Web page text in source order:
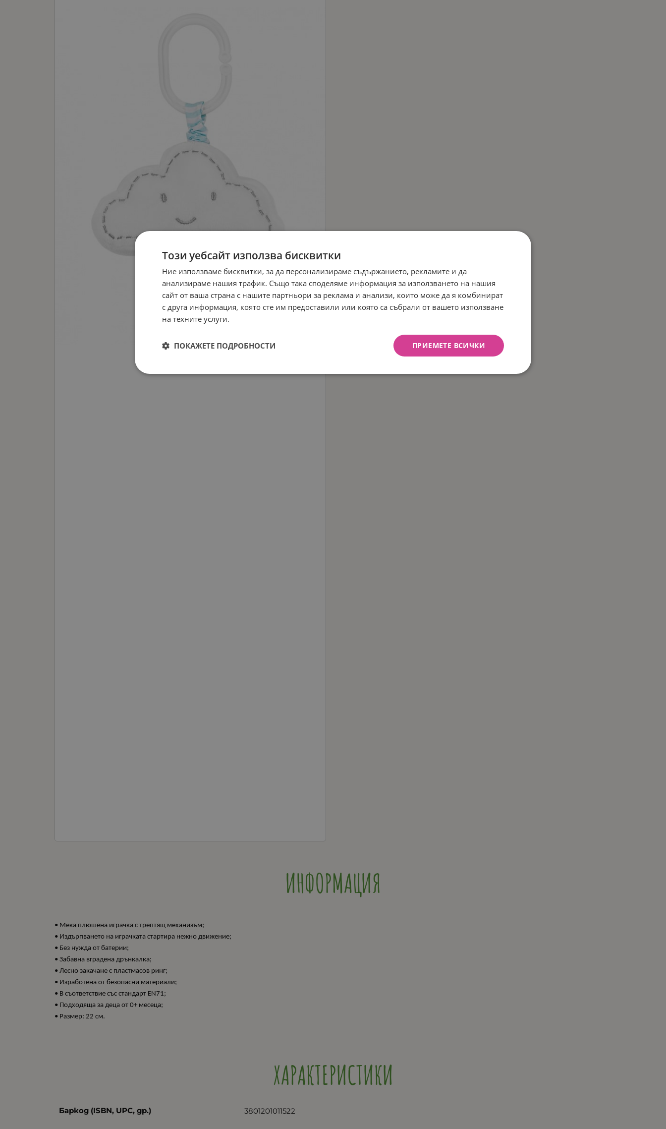
ИНФОРМАЦИЯ
• Мека плюшена играчка с трептящ механизъм;
• Издърпването на играчката стартира нежно движение;
• Без нужда от батерии;
• Забавна вградена дрънкалка;
• Лесно закачане с пластмасов ринг;
• Изработена от безопасни материали;
• В съответствие със стандарт EN71;
• Подходяща за деца от 0+ месеца;
• Размер: 22 см.
ХАРАКТЕРИСТИКИ
Баркод (ISBN, UPC, др.) 3801201011522
Този уебсайт използва бисквитки
Ние използваме бисквитки, за да персонализираме съдържанието, рекламите и да
анализираме нашия трафик. Също така споделяме информация за използването на нашия
сайт от ваша страна с нашите партньори за реклама и анализи, които може да я комбинират
с друга информация, която сте им предоставили или която са събрали от вашето използване
на техните услуги.
ПРИЕМЕТЕ ВСИЧКИ
ПОКАЖЕТЕ ПОДРОБНОСТИ